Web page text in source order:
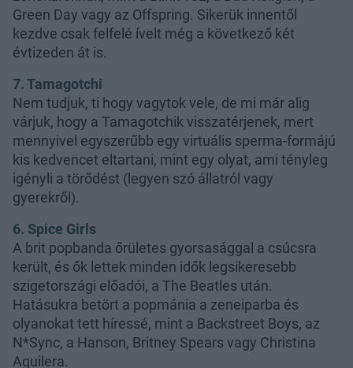
Green Day vagy az Offspring. Sikerük innentől
kezdve csak felfelé ívelt még a következő két
évtizeden át is.
7. Tamagotchi
Nem tudjuk, ti hogy vagytok vele, de mi már alig
várjuk, hogy a Tamagotchik visszatérjenek, mert
mennyivel egyszerűbb egy virtuális sperma-formájú
kis kedvencet eltartani, mint egy olyat, ami tényleg
igényli a törődést (legyen szó állatról vagy
gyerekről).
6. Spice Girls
A brit popbanda őrületes gyorsasággal a csúcsra
került, és ők lettek minden idők legsikeresebb
szigetországi előadói, a The Beatles után.
Hatásukra betört a popmánia a zeneiparba és
olyanokat tett híressé, mint a Backstreet Boys, az
N*Sync, a Hanson, Britney Spears vagy Christina
Aguilera.